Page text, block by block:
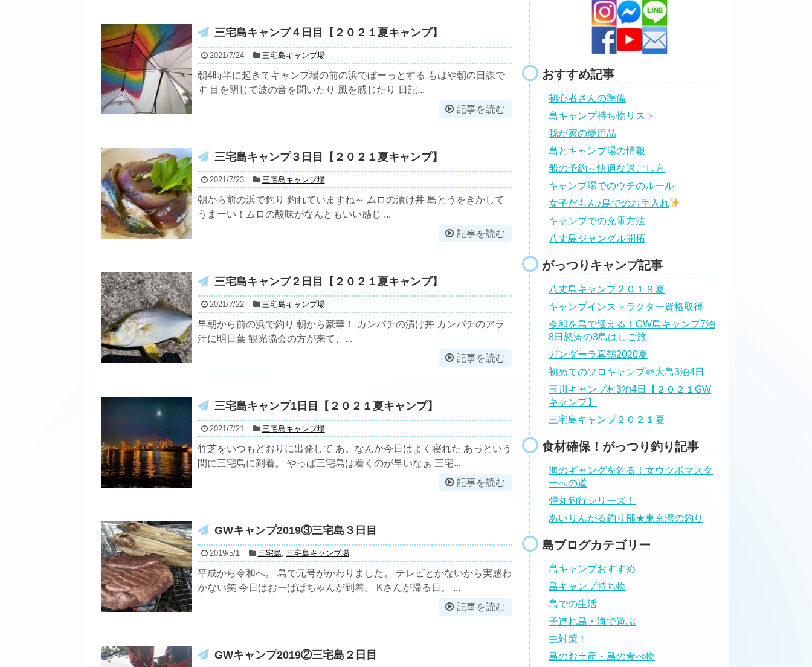
三宅島キャンプ４日目【２０２１夏キャンプ】
2021/7/24 三宅島キャンプ場
朝4時半に起きてキャンプ場の前の浜でぼーっとする もはや朝の日課で
す 目を閉じて波の音を聞いたり 風を感じたり 日記...
記事を読む
三宅島キャンプ３日目【２０２１夏キャンプ】
2021/7/23 三宅島キャンプ場
朝から前の浜で釣り 釣れていますね～ ムロの漬け丼 島とうをきかして
うまーい！ムロの酸味がなんともいい感じ ...
記事を読む
三宅島キャンプ２日目【２０２１夏キャンプ】
2021/7/22 三宅島キャンプ場
早朝から前の浜で釣り 朝から豪華！ カンパチの漬け丼 カンパチのアラ
汁に明日葉 観光協会の方が来て、...
記事を読む
三宅島キャンプ1日目【２０２１夏キャンプ】
2021/7/21 三宅島キャンプ場
竹芝をいつもどおりに出発して あ。なんか今日はよく寝れた あっという
間に三宅島に到着。 やっぱ三宅島は着くのが早いなぁ 三宅...
記事を読む
GWキャンプ2019③三宅島３日目
2019/5/1 三宅島, 三宅島キャンプ場
平成から令和へ。 島で元号がかわりました。 テレビとかないから実感わ
かない笑 今日はおーぱぱちゃんが到着。 Kさんが帰る日。 ...
記事を読む
GWキャンプ2019②三宅島２日目
おすすめ記事
初心者さんの準備
島キャンプ持ち物リスト
我が家の愛用品
島とキャンプ場の情報
船の予約～快適な過ごし方
キャンプ場でのウチのルール
女子だもん♪島でのお手入れ
キャンプでの充電方法
八丈島ジャングル開拓
がっつりキャンプ記事
八丈島キャンプ２０１９夏
キャンプインストラクター資格取得
令和を島で迎える！GW島キャンプ7泊
8日怒涛の3島はしご旅
ガンダーラ真鶴2020夏
初めてのソロキャンプ＠大島3泊4日
玉川キャンプ村3泊4日【２０２１GW
キャンプ】
三宅島キャンプ２０２１夏
食材確保！がっつり釣り記事
海のギャングを釣る！女ウツボマスタ
ーへの道
弾丸釣行シリーズ！
あいりんがる釣り部★東京湾の釣り
島ブログカテゴリー
島キャンプおすすめ
島キャンプ持ち物
島での生活
子連れ島・海で遊ぶ
虫対策！
島のお土産・島の食べ物